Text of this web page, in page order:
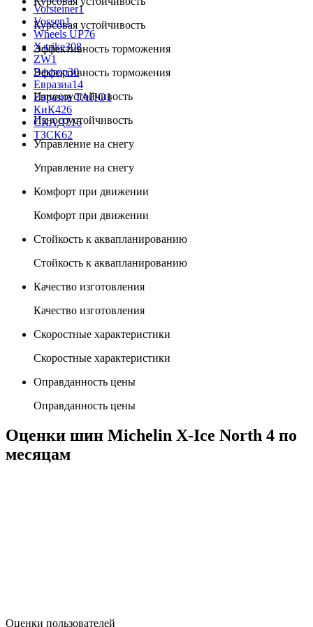
Vorsteiner1
Vossen1
Wheels UP76
X-trike308
ZW1
Вектор30
Евразиа14
Евразиа ТАПО1
КиК426
СКАД716
ТЗСК62
Курсовая устойчивость
Эффективность торможения
Эффективность торможения
Износоустойчивость
Износоустойчивость
Управление на снегу
Управление на снегу
Комфорт при движении
Комфорт при движении
Стойкость к аквапланированию
Стойкость к аквапланированию
Качество изготовления
Качество изготовления
Скоростные характеристики
Скоростные характеристики
Оправданность цены
Оправданность цены
Оценки шин Michelin X-Ice North 4 по
месяцам
Oценки пользователей